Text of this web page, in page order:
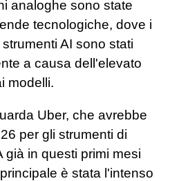
analoghe sono state
tecnologiche, dove i
AI sono stati
a causa dell'elevato
modelli.
Uber, che avrebbe
per gli strumenti di
già in questi primi mesi
è stata l'intenso